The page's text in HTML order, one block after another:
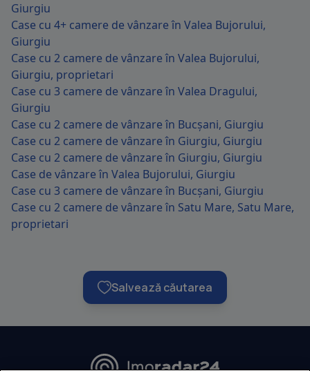
Giurgiu
Case cu 4+ camere de vânzare în Valea Bujorului,
Giurgiu
Case cu 2 camere de vânzare în Valea Bujorului,
Giurgiu, proprietari
Case cu 3 camere de vânzare în Valea Dragului,
Giurgiu
Case cu 2 camere de vânzare în Bucșani, Giurgiu
Case cu 2 camere de vânzare în Giurgiu, Giurgiu
Case cu 2 camere de vânzare în Giurgiu, Giurgiu
Case de vânzare în Valea Bujorului, Giurgiu
Case cu 3 camere de vânzare în Bucșani, Giurgiu
Case cu 2 camere de vânzare în Satu Mare, Satu Mare,
proprietari
Salvează căutarea